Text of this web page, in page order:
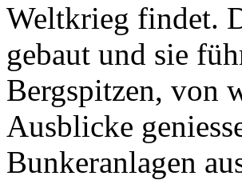
Weltkrieg findet.
gebaut und sie
Bergspitzen, von
Ausblicke
Bunkeranlagen